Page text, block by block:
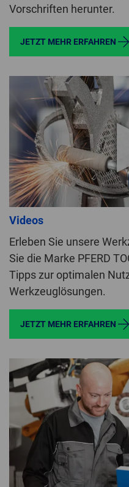
Vorschriften herunter.
JETZT MEHR ERFAHREN
Videos
Erleben Sie unsere
Sie die Marke PFERD
Tipps zur optimalen
Werkzeuglösungen.
JETZT MEHR ERFAHREN